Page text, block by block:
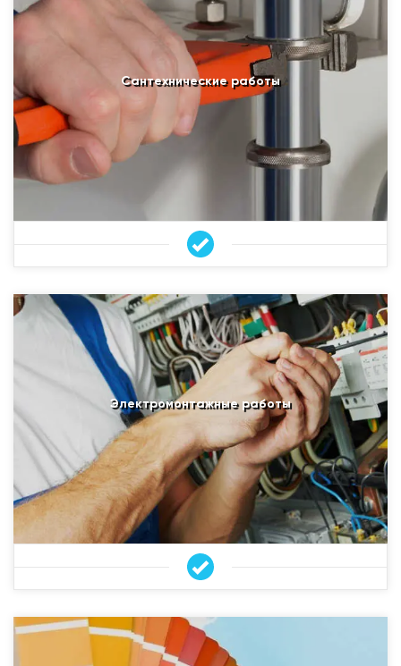
Сантехнические работы
Электромонтажные работы